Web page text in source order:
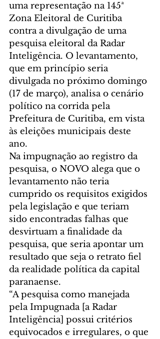
uma representação na 145ª
Zona Eleitoral de Curitiba
contra a divulgação de uma
pesquisa eleitoral da Radar
Inteligência. O levantamento,
que em princípio seria
divulgada no próximo domingo
(17 de março), analisa o cenário
político na corrida pela
Prefeitura de Curitiba, em vista
às eleições municipais deste
ano.
Na impugnação ao registro da
pesquisa, o NOVO alega que o
levantamento não teria
cumprido os requisitos exigidos
pela legislação e que teriam
sido encontradas falhas que
desvirtuam a finalidade da
pesquisa, que seria apontar um
resultado que seja o retrato fiel
da realidade política da capital
paranaense.
“A pesquisa como manejada
pela Impugnada [a Radar
Inteligência] possui critérios
equivocados e irregulares, o que